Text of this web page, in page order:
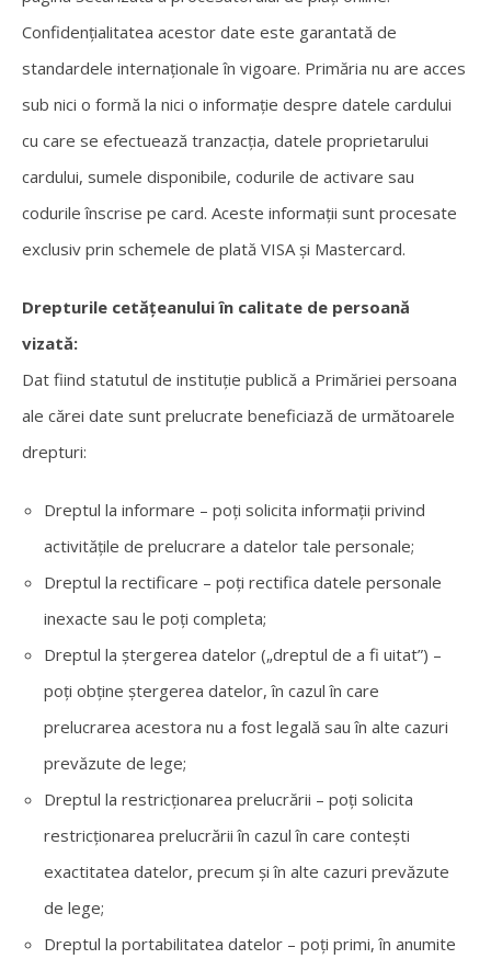
Confidențialitatea acestor date este garantată de
standardele internaționale în vigoare. Primăria nu are acces
sub nici o formă la nici o informație despre datele cardului
cu care se efectuează tranzacția, datele proprietarului
cardului, sumele disponibile, codurile de activare sau
codurile înscrise pe card. Aceste informații sunt procesate
exclusiv prin schemele de plată VISA și Mastercard.
Drepturile cetățeanului în calitate de persoană
vizată:
Dat fiind statutul de instituție publică a Primăriei persoana
ale cărei date sunt prelucrate beneficiază de următoarele
drepturi:
Dreptul la informare – poți solicita informații privind
activitățile de prelucrare a datelor tale personale;
Dreptul la rectificare – poți rectifica datele personale
inexacte sau le poți completa;
Dreptul la ștergerea datelor („dreptul de a fi uitat”) –
poți obține ștergerea datelor, în cazul în care
prelucrarea acestora nu a fost legală sau în alte cazuri
prevăzute de lege;
Dreptul la restricționarea prelucrării – poți solicita
restricționarea prelucrării în cazul în care contești
exactitatea datelor, precum și în alte cazuri prevăzute
de lege;
Dreptul la portabilitatea datelor – poți primi, în anumite